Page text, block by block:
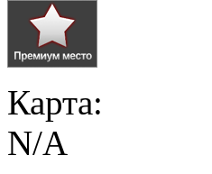
Карта:
N/A